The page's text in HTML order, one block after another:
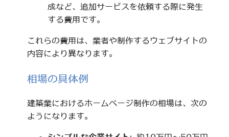
成など、追加サービスを依頼する際に発生
する費用です。
これらの費用は、業者や制作するウェブサイトの
内容により異なります。
相場の具体例
建築業におけるホームページ制作の相場は、次の
ようになります。